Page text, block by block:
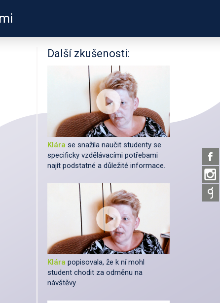
Další zkušenosti:
Klára se snažila naučit studenty se
specificky vzdělávacími potřebami
najít podstatné a důležité informace.
Klára popisovala, že k ní mohl
student chodit za odměnu na
návštěvy.